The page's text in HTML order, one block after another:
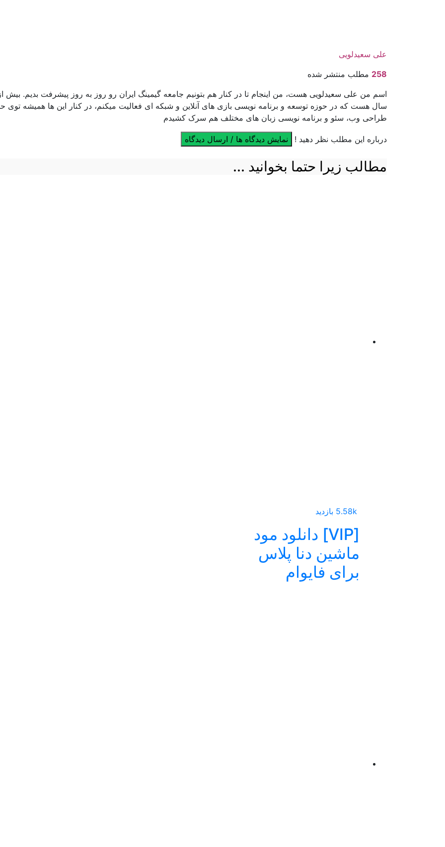
علی سعیدلویی
258 مطلب منتشر شده
اسم من علی سعیدلویی هست، من اینجام تا در کنار هم بتونیم جامعه گیمینگ ایران رو روز به روز پیشرفت بدیم. بیش
سال هست که در حوزه توسعه و برنامه نویسی بازی های آنلاین و شبکه ای فعالیت میکنم، در کنار این ها همیشه توی
طراحی وب، سئو و برنامه نویسی زبان های مختلف هم سرک کشیدم
درباره این مطلب نظر دهید ! نمایش دیدگاه ها / ارسال دیدگاه
مطالب زیرا حتما بخوانید ...
[VIP] دانلود مود
ماشین دنا پلاس
برای فایوام